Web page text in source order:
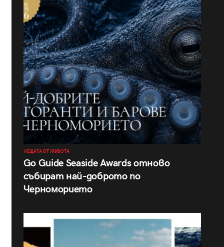
НЕЩАТА ОТ ЖИВОТА
Go Guide Seaside Awards отново
събират най-доброто по
Черноморието